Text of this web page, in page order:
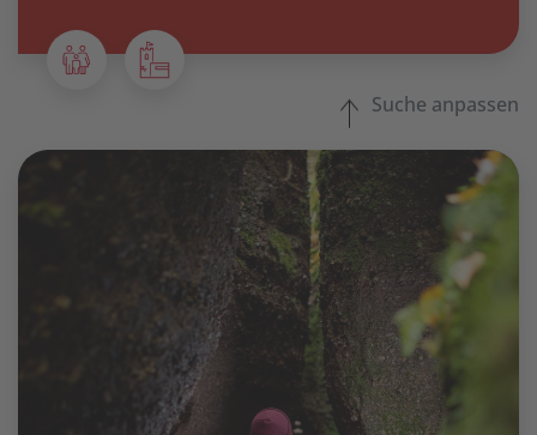
Suche anpassen